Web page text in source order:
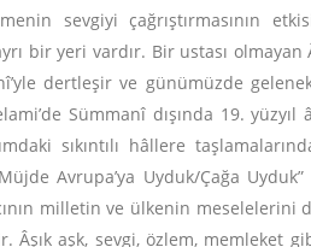
sevgiyi çağrıştırmasının
bir yeri vardır. Bir ustası olmayan
dertleşir ve günümüzde
Sümmanî dışında 19. yüzyıl
sıkıntılı hâllere
Avrupa’ya Uyduk/Çağa
milletin ve ülkenin meselelerini
Âşık aşk, sevgi, özlem, memleket